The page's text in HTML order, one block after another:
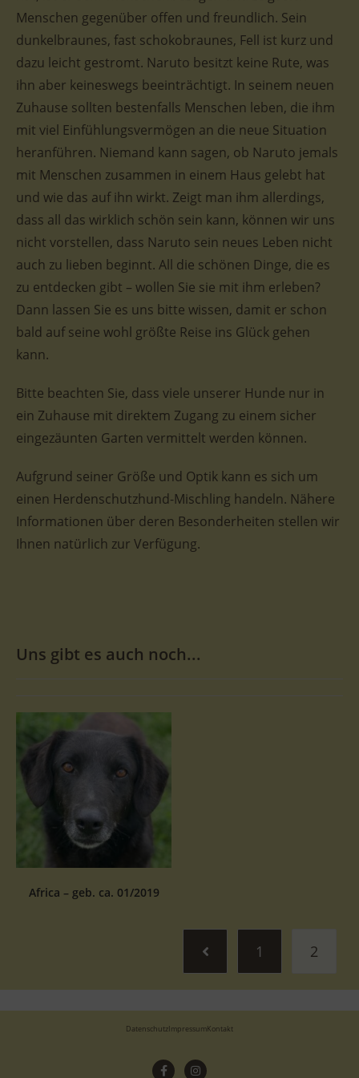
Menschen gegenüber offen und freundlich. Sein
dunkelbraunes, fast schokobraunes, Fell ist kurz und
dazu leicht gestromt. Naruto besitzt keine Rute, was
ihn aber keineswegs beeinträchtigt. In seinem neuen
Zuhause sollten bestenfalls Menschen leben, die ihm
mit viel Einfühlungsvermögen an die neue Situation
heranführen. Niemand kann sagen, ob Naruto jemals
mit Menschen zusammen in einem Haus gelebt hat
und wie das auf ihn wirkt. Zeigt man ihm allerdings,
dass all das wirklich schön sein kann, können wir uns
nicht vorstellen, dass Naruto sein neues Leben nicht
auch zu lieben beginnt. All die schönen Dinge, die es
zu entdecken gibt – wollen Sie sie mit ihm erleben?
Dann lassen Sie es uns bitte wissen, damit er schon
bald auf seine wohl größte Reise ins Glück gehen
kann.
Bitte beachten Sie, dass viele unserer Hunde nur in
ein Zuhause mit direktem Zugang zu einem sicher
eingezäunten Garten vermittelt werden können.
Aufgrund seiner Größe und Optik kann es sich um
einen Herdenschutzhund-Mischling handeln. Nähere
Informationen über deren Besonderheiten stellen wir
Ihnen natürlich zur Verfügung.
Uns gibt es auch noch...
Africa – geb. ca. 01/2019
1 2
DatenschutzImpressumKontakt